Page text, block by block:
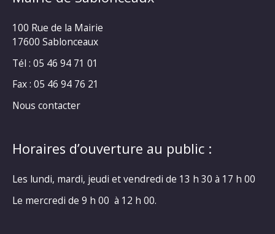
100 Rue de la Mairie
17600 Sablonceaux
Tél : 05 46 94 71 01
Fax : 05 46 94 76 21
Nous contacter
Horaires d’ouverture au public :
Les lundi, mardi, jeudi et vendredi de 13 h 30 à 17 h 00
Le mercredi de 9 h 00 à 12 h 00.